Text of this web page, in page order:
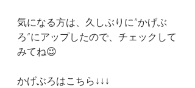
気になる方は、久しぶりに“かげぶ
ろ”にアップしたので、チェックして
みてね😉
かげぶろはこちら↓↓↓